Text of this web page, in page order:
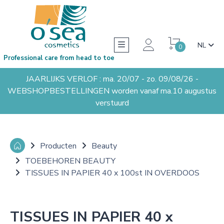
0 NL
Professional care from head to toe
JAARLIJKS VERLOF : ma. 20/07 - zo. 09/08/26 -
WEBSHOPBESTELLINGEN worden vanaf ma.10 augustus
verstuurd
Producten
Beauty
TOEBEHOREN BEAUTY
TISSUES IN PAPIER 40 x 100st IN OVERDOOS
TISSUES IN PAPIER 40 x